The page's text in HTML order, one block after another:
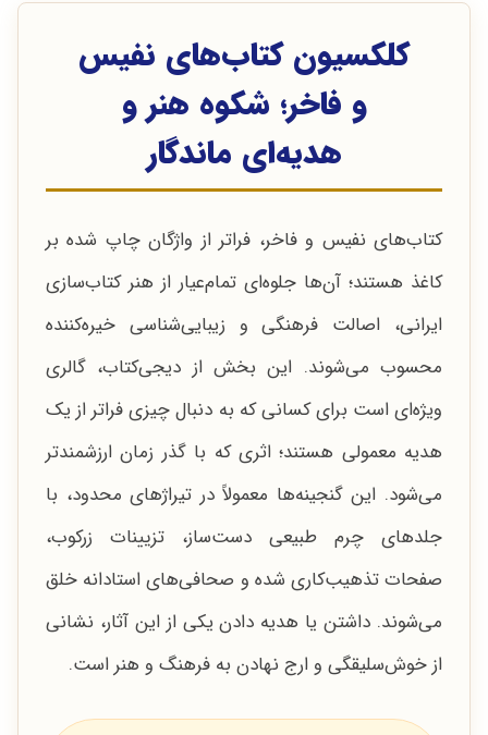
کلکسیون کتاب‌های نفیس
و فاخر؛ شکوه هنر و
هدیه‌ای ماندگار
کتاب‌های نفیس و فاخر، فراتر از واژگان چاپ شده بر
کاغذ هستند؛ آن‌ها جلوه‌ای تمام‌عیار از هنر کتاب‌سازی
ایرانی، اصالت فرهنگی و زیبایی‌شناسی خیره‌کننده
محسوب می‌شوند. این بخش از دیجی‌کتاب، گالری
ویژه‌ای است برای کسانی که به دنبال چیزی فراتر از یک
هدیه معمولی هستند؛ اثری که با گذر زمان ارزشمندتر
می‌شود. این گنجینه‌ها معمولاً در تیراژهای محدود، با
جلدهای چرم طبیعی دست‌ساز، تزیینات زرکوب،
صفحات تذهیب‌کاری شده و صحافی‌های استادانه خلق
می‌شوند. داشتن یا هدیه دادن یکی از این آثار، نشانی
از خوش‌سلیقگی و ارج نهادن به فرهنگ و هنر است.